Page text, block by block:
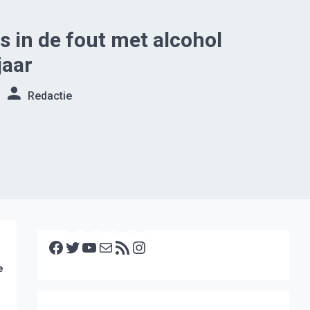
in de fout met alcohol
Redactie
Facebook Twitter YouTube E-mail RSS feed